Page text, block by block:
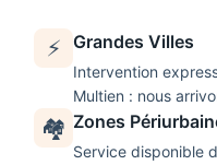
⚡ Grandes Villes
Intervention
Multien : nous
🏘️ Zones
Service disponible